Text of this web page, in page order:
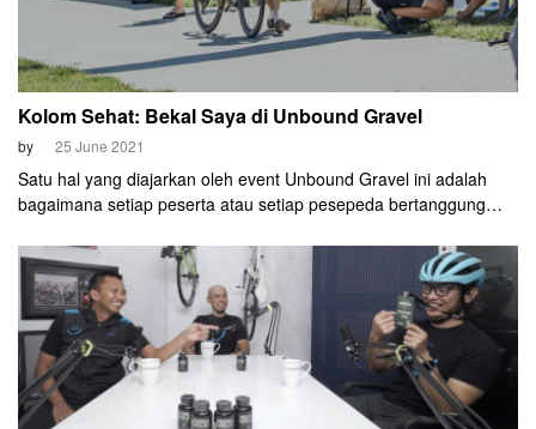
Kolom Sehat: Bekal Saya di Unbound Gravel
by 25 June 2021
Satu hal yang diajarkan oleh event Unbound Gravel ini adalah
bagaimana setiap peserta atau setiap pesepeda bertanggung